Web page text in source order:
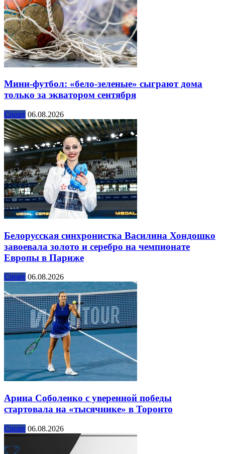
Мини-футбол: «бело-зеленые» сыграют дома
только за экватором сентября
Спорт 06.08.2026
Белорусская синхронистка Василина Хондошко
завоевала золото и серебро на чемпионате
Европы в Париже
Спорт 06.08.2026
Арина Соболенко с уверенной победы
стартовала на «тысячнике» в Торонто
Спорт 06.08.2026